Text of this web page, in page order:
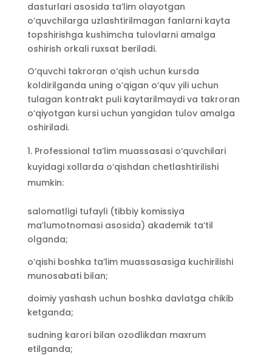
dasturlari asosida ta’lim olayotgan
o‘quvchilarga uzlashtirilmagan fanlarni kayta
topshirishga kushimcha tulovlarni amalga
oshirish orkali ruxsat beriladi.
O‘quvchi takroran o‘qish uchun kursda
koldirilganda uning o‘qigan o‘quv yili uchun
tulagan kontrakt puli kaytarilmaydi va takroran
o‘qiyotgan kursi uchun yangidan tulov amalga
oshiriladi.
Professional ta’lim muassasasi o‘quvchilari
kuyidagi xollarda o‘qishdan chetlashtirilishi
mumkin:
salomatligi tufayli (tibbiy komissiya
ma’lumotnomasi asosida) akademik ta’til
olganda;
o‘qishi boshka ta’lim muassasasiga kuchirilishi
munosabati bilan;
doimiy yashash uchun boshka davlatga chikib
ketganda;
sudning karori bilan ozodlikdan maxrum
etilganda;